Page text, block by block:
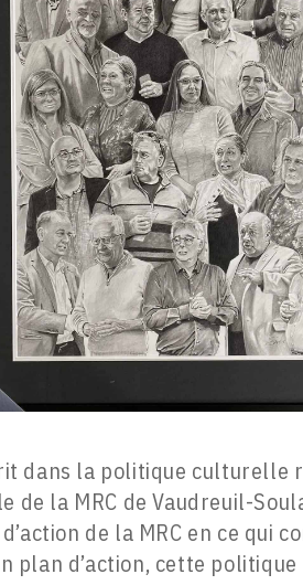
dans la politique culturelle
de la MRC de Vaudreuil-
de la MRC en ce qui
plan d’action, cette